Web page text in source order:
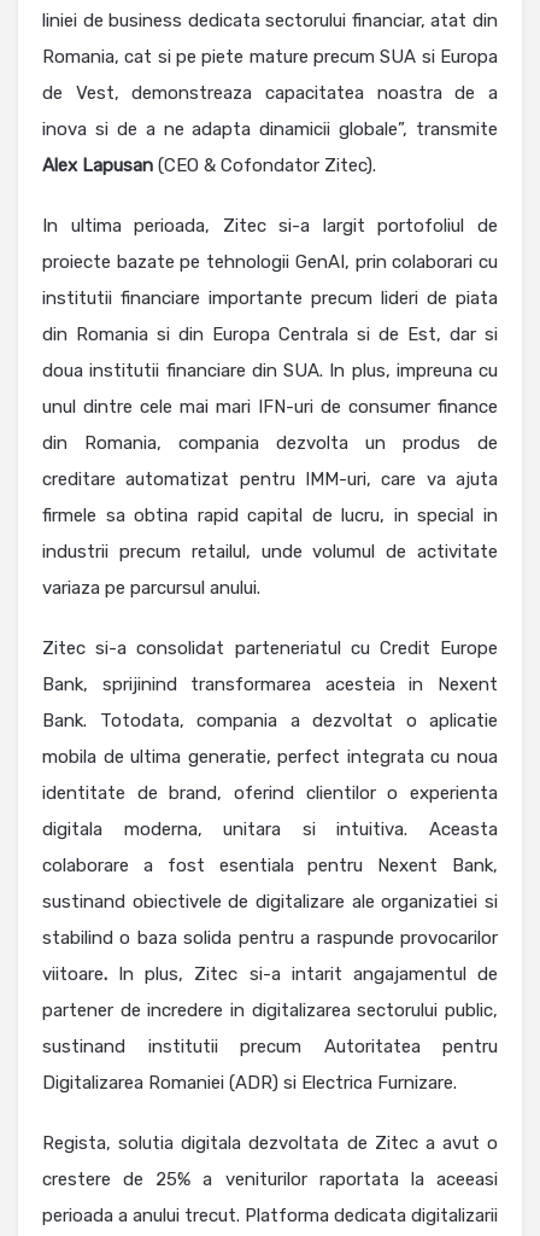
liniei de business dedicata sectorului financiar, atat din
Romania, cat si pe piete mature precum SUA si Europa
de Vest, demonstreaza capacitatea noastra de a
inova si de a ne adapta dinamicii globale”, transmite
Alex Lapusan (CEO & Cofondator Zitec).
In ultima perioada, Zitec si-a largit portofoliul de
proiecte bazate pe tehnologii GenAI, prin colaborari cu
institutii financiare importante precum lideri de piata
din Romania si din Europa Centrala si de Est, dar si
doua institutii financiare din SUA. In plus, impreuna cu
unul dintre cele mai mari IFN-uri de consumer finance
din Romania, compania dezvolta un produs de
creditare automatizat pentru IMM-uri, care va ajuta
firmele sa obtina rapid capital de lucru, in special in
industrii precum retailul, unde volumul de activitate
variaza pe parcursul anului.
Zitec si-a consolidat parteneriatul cu Credit Europe
Bank, sprijinind transformarea acesteia in Nexent
Bank. Totodata, compania a dezvoltat o aplicatie
mobila de ultima generatie, perfect integrata cu noua
identitate de brand, oferind clientilor o experienta
digitala moderna, unitara si intuitiva. Aceasta
colaborare a fost esentiala pentru Nexent Bank,
sustinand obiectivele de digitalizare ale organizatiei si
stabilind o baza solida pentru a raspunde provocarilor
viitoare. In plus, Zitec si-a intarit angajamentul de
partener de incredere in digitalizarea sectorului public,
sustinand institutii precum Autoritatea pentru
Digitalizarea Romaniei (ADR) si Electrica Furnizare.
Regista, solutia digitala dezvoltata de Zitec a avut o
crestere de 25% a veniturilor raportata la aceeasi
perioada a anului trecut. Platforma dedicata digitalizarii